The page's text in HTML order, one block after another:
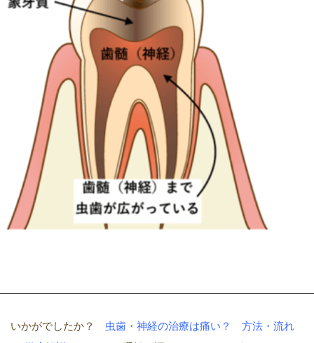
いかがでしたか？ 虫歯 ・神経の治療は痛い ？ 方法 ・流れ